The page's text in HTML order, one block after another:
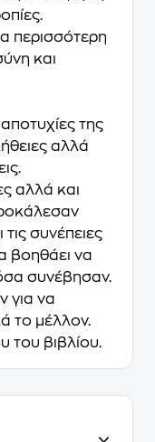
περισσότερη
και
αποτυχίες της
αλλά
αλλά και
τις συνέπειες
βοηθάει να
συνέβησαν.
για να
το μέλλον.
του βιβλίου.